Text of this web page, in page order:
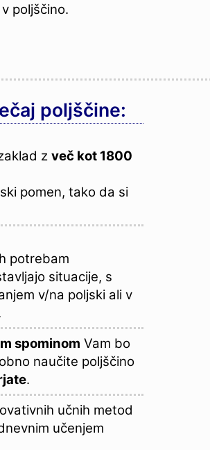
poljščino.
poljščine:
z več kot 1800
pomen, tako da si
potrebam
situacije, s
v/na poljski ali v
spominom Vam bo
naučite poljščino
.
učnih metod
učenjem